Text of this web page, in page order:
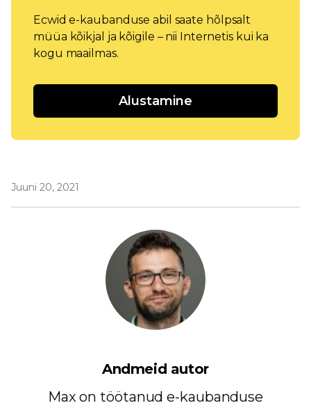
Ecwid e-kaubanduse abil saate hõlpsalt
müüa kõikjal ja kõigile – nii Internetis kui ka
kogu maailmas.
Alustamine
Juuni 20, 2021
Andmeid autor
Max on töötanud e-kaubanduse